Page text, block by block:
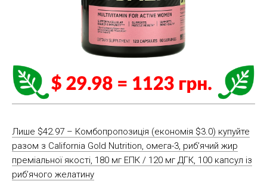
Лише $42.97 – Комбопропозиція (економія $3.0) купуйте
разом з California Gold Nutrition, омега-3, риб’ячий жир
преміальної якості, 180 мг ЕПК / 120 мг ДГК, 100 капсул із
риб’ячого желатину